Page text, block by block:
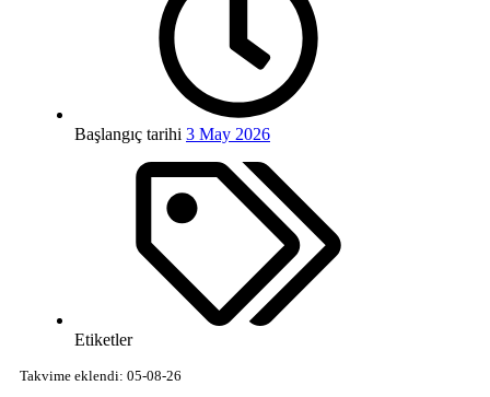
Başlangıç tarihi 3 May 2026
Etiketler
Takvime eklendi: 05-08-26